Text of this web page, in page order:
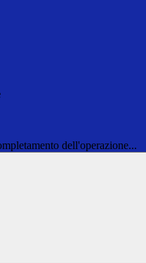
dell'operazione...